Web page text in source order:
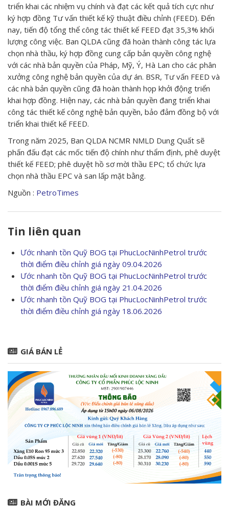
triển khai các nhiệm vụ chính và đạt các kết quả tích cực như
ký hợp đồng Tư vấn thiết kế kỹ thuật điều chỉnh (FEED). Đến
nay, tiến độ tổng thể công tác thiết kế FEED đạt 35,3% khối
lượng công việc. Ban QLDA cũng đã hoàn thành công tác lựa
chọn nhà thầu, ký hợp đồng cung cấp bản quyền công nghệ
với các nhà bản quyền của Pháp, Mỹ, Ý, Hà Lan cho các phân
xưởng công nghệ bản quyền của dự án. BSR, Tư vấn FEED và
các nhà bản quyền cũng đã hoàn thành họp khởi động triển
khai hợp đồng. Hiện nay, các nhà bản quyền đang triển khai
công tác thiết kế công nghệ bản quyền, bảo đảm đồng bộ với
triển khai thiết kế FEED.
Trong năm 2025, Ban QLDA NCMR NMLD Dung Quất sẽ
phấn đấu đạt các mốc tiến độ chính như thẩm định, phê duyệt
thiết kế FEED; phê duyệt hồ sơ mời thầu EPC; tổ chức lựa
chọn nhà thầu EPC và san lấp mặt bằng.
Nguồn : PetroTimes
Tin liên quan
Ước nhanh tồn Quỹ BOG tại PhucLocNinhPetrol trước
thời điểm điều chỉnh giá ngày 09.04.2026
Ước nhanh tồn Quỹ BOG tại PhucLocNinhPetrol trước
thời điểm điều chỉnh giá ngày 21.04.2026
Ước nhanh tồn Quỹ BOG tại PhucLocNinhPetrol trước
thời điểm điều chỉnh giá ngày 18.06.2026
GIÁ BÁN LẺ
BÀI MỚI ĐĂNG